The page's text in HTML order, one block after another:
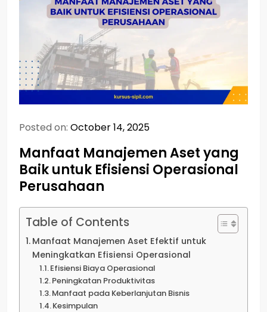
Posted on: October 14, 2025
Manfaat Manajemen Aset yang
Baik untuk Efisiensi Operasional
Perusahaan
Table of Contents
Manfaat Manajemen Aset Efektif untuk
Meningkatkan Efisiensi Operasional
Efisiensi Biaya Operasional
Peningkatan Produktivitas
Manfaat pada Keberlanjutan Bisnis
Kesimpulan